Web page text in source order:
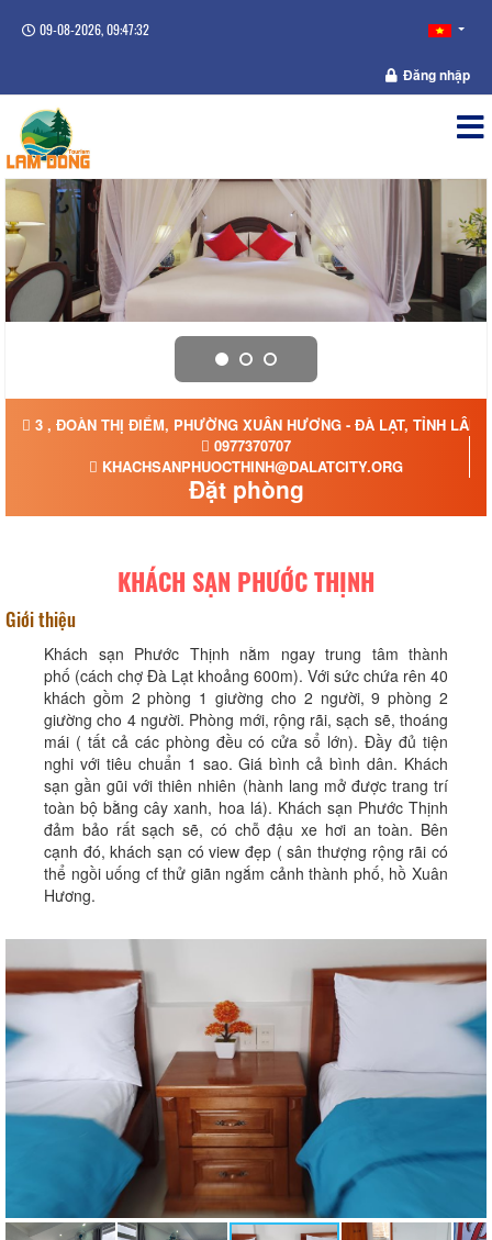
09-08-2026, 09:47:32
Đăng nhập
3 , ĐOÀN THỊ ĐIỂM, PHƯỜNG XUÂN HƯƠNG - ĐÀ LẠT, TỈNH LÂM
0977370707
KHACHSANPHUOCTHINH@DALATCITY.ORG
Đặt phòng
KHÁCH SẠN PHƯỚC THỊNH
Giới thiệu
Khách sạn Phước Thịnh nằm ngay trung tâm thành
phố (cách chợ Đà Lạt khoảng 600m). Với sức chứa rên 40
khách gồm 2 phòng 1 giường cho 2 người, 9 phòng 2
giường cho 4 người. Phòng mới, rộng rãi, sạch sẽ, thoáng
mái ( tất cả các phòng đều có cửa sổ lớn). Đầy đủ tiện
nghi với tiêu chuẩn 1 sao. Giá bình cả bình dân. Khách
sạn gần gũi với thiên nhiên (hành lang mở được trang trí
toàn bộ bằng cây xanh, hoa lá). Khách sạn Phước Thịnh
đảm bảo rất sạch sẽ, có chỗ đậu xe hơi an toàn. Bên
cạnh đó, khách sạn có view đẹp ( sân thượng rộng rãi có
thể ngồi uống cf thử giãn ngắm cảnh thành phố, hồ Xuân
Hương.